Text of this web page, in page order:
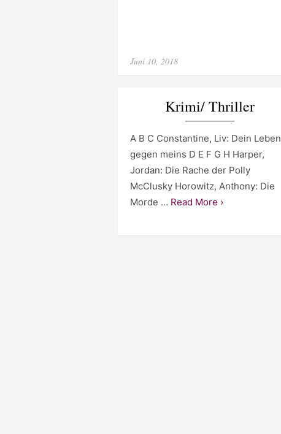
Posted
Juni 10, 2018
Krimi/ Thriller
A B C Constantine, Liv: Dein Leben
gegen meins D E F G H Harper,
Jordan: Die Rache der Polly
McClusky Horowitz, Anthony: Die
Morde … Read More ›